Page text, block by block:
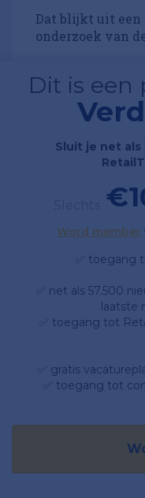
Dat blijkt uit een
onderzoek van
Dit is
Sluit je net als
Word member
✅
✅ net als 57.500
laatste
✅ toegang tot
✅ gratis
✅ toegang tot